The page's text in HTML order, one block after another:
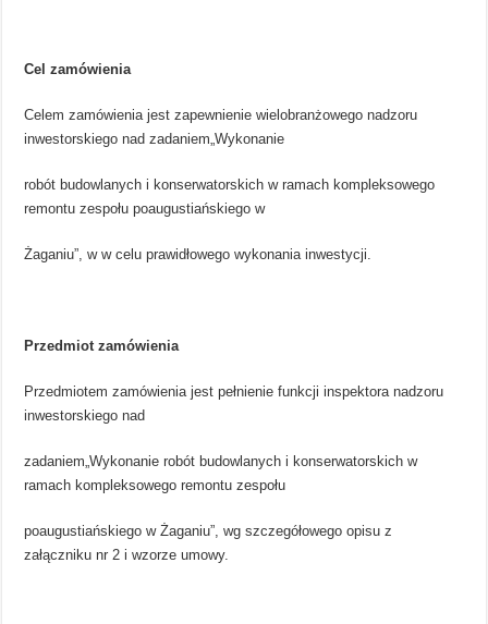
Cel zamówienia
Celem zamówienia jest zapewnienie wielobranżowego nadzoru
inwestorskiego nad zadaniem„Wykonanie
robót budowlanych i konserwatorskich w ramach kompleksowego
remontu zespołu poaugustiańskiego w
Żaganiu”, w w celu prawidłowego wykonania inwestycji.
Przedmiot zamówienia
Przedmiotem zamówienia jest pełnienie funkcji inspektora nadzoru
inwestorskiego nad
zadaniem„Wykonanie robót budowlanych i konserwatorskich w
ramach kompleksowego remontu zespołu
poaugustiańskiego w Żaganiu”, wg szczegółowego opisu z
załączniku nr 2 i wzorze umowy.